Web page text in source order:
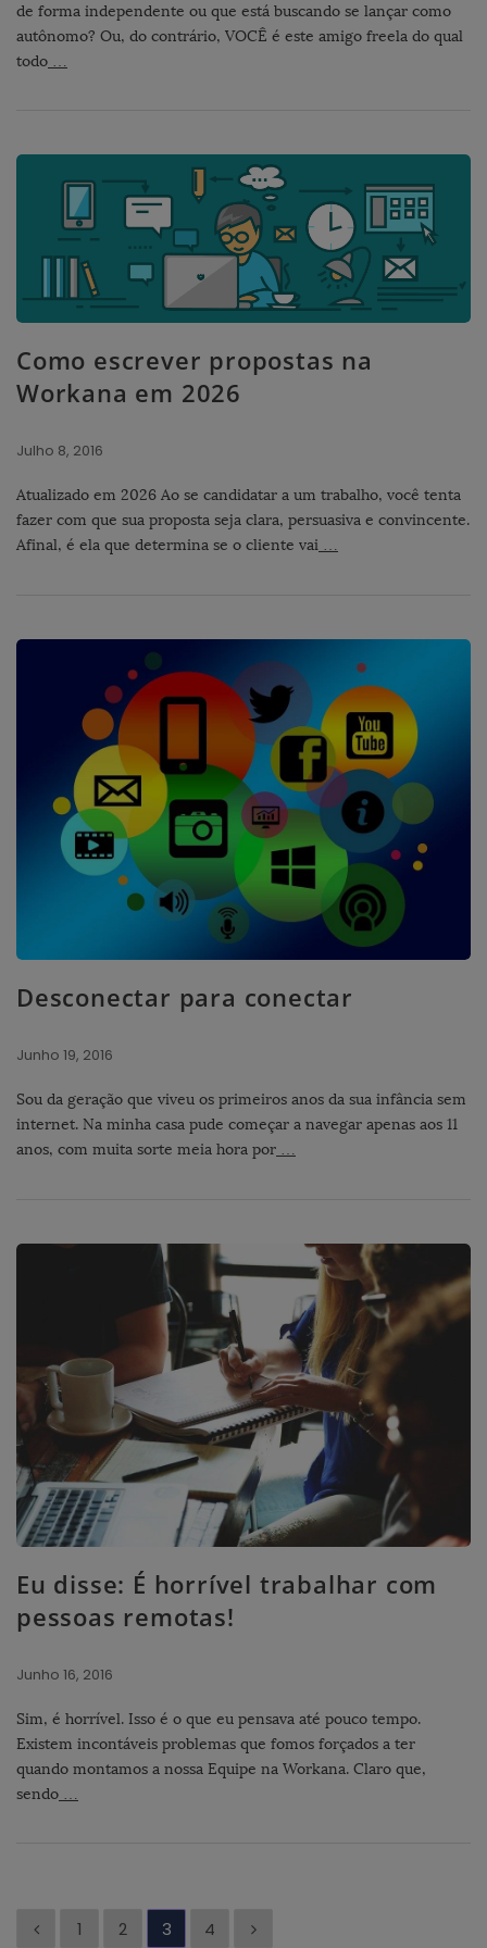
de forma independente ou que está buscando se lançar como
autônomo? Ou, do contrário, VOCÊ é este amigo freela do qual
todo …
Como escrever propostas na
Workana em 2026
Julho 8, 2016
Atualizado em 2026 Ao se candidatar a um trabalho, você tenta
fazer com que sua proposta seja clara, persuasiva e convincente.
Afinal, é ela que determina se o cliente vai …
Desconectar para conectar
Junho 19, 2016
Sou da geração que viveu os primeiros anos da sua infância sem
internet. Na minha casa pude começar a navegar apenas aos 11
anos, com muita sorte meia hora por …
Eu disse: É horrível trabalhar com
pessoas remotas!
Junho 16, 2016
Sim, é horrível. Isso é o que eu pensava até pouco tempo.
Existem incontáveis problemas que fomos forçados a ter
quando montamos a nossa Equipe na Workana. Claro que,
sendo …
1 2 3 4